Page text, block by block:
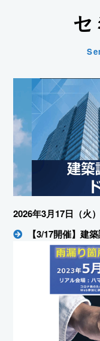
セ
2026年3月17日（火
【3/17開催】建